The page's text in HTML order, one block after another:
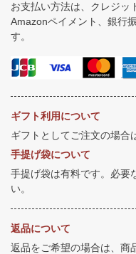
お支払い方法は、クレジッ
Amazonペイメント、銀行
す。
ギフト利用について
ギフトとしてご注文の場合
手提げ袋について
手提げ袋は有料です。必要
い。
返品について
返品をご希望の場合は、商